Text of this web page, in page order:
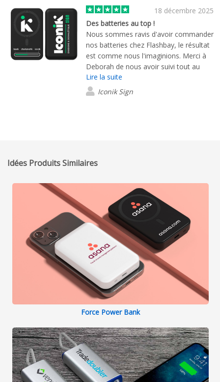
18 décembre 2025
Des batteries au top !
Nous sommes ravis d'avoir commander
nos batteries chez Flashbay, le résultat
est comme nous l'imaginions. Merci à
Deborah de nous avoir suivi tout au
long du processus et ce, jusqu'à la
livraison ! Nous n'hésiterons pas à faire
appel à eux, pour d'autres besoins.
Lire la suite
Iconik Sign
Idées Produits Similaires
Force Power Bank